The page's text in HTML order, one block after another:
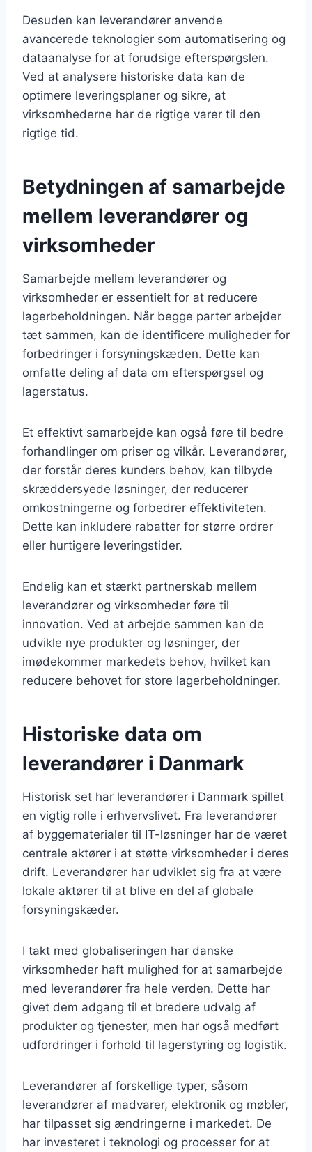
Desuden kan leverandører anvende
avancerede teknologier som automatisering og
dataanalyse for at forudsige efterspørgslen.
Ved at analysere historiske data kan de
optimere leveringsplaner og sikre, at
virksomhederne har de rigtige varer til den
rigtige tid.
Betydningen af samarbejde
mellem leverandører og
virksomheder
Samarbejde mellem leverandører og
virksomheder er essentielt for at reducere
lagerbeholdningen. Når begge parter arbejder
tæt sammen, kan de identificere muligheder for
forbedringer i forsyningskæden. Dette kan
omfatte deling af data om efterspørgsel og
lagerstatus.
Et effektivt samarbejde kan også føre til bedre
forhandlinger om priser og vilkår. Leverandører,
der forstår deres kunders behov, kan tilbyde
skræddersyede løsninger, der reducerer
omkostningerne og forbedrer effektiviteten.
Dette kan inkludere rabatter for større ordrer
eller hurtigere leveringstider.
Endelig kan et stærkt partnerskab mellem
leverandører og virksomheder føre til
innovation. Ved at arbejde sammen kan de
udvikle nye produkter og løsninger, der
imødekommer markedets behov, hvilket kan
reducere behovet for store lagerbeholdninger.
Historiske data om
leverandører i Danmark
Historisk set har leverandører i Danmark spillet
en vigtig rolle i erhvervslivet. Fra leverandører
af byggematerialer til IT-løsninger har de været
centrale aktører i at støtte virksomheder i deres
drift. Leverandører har udviklet sig fra at være
lokale aktører til at blive en del af globale
forsyningskæder.
I takt med globaliseringen har danske
virksomheder haft mulighed for at samarbejde
med leverandører fra hele verden. Dette har
givet dem adgang til et bredere udvalg af
produkter og tjenester, men har også medført
udfordringer i forhold til lagerstyring og logistik.
Leverandører af forskellige typer, såsom
leverandører af madvarer, elektronik og møbler,
har tilpasset sig ændringerne i markedet. De
har investeret i teknologi og processer for at